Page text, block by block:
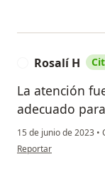
Rosalí H
La atención
adecuado
15 de junio de 2023 •
en opinión del usuario
Reportar